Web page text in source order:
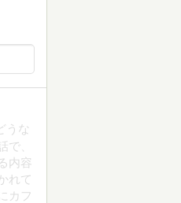
うな
、
内容
れて
カフ